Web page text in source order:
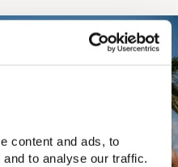
content and ads, to
to analyse our traffic.